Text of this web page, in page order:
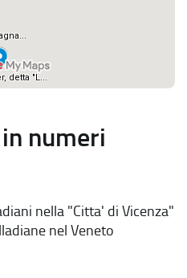
in numeri
nella "Citta' di Vicenza"
nel Veneto